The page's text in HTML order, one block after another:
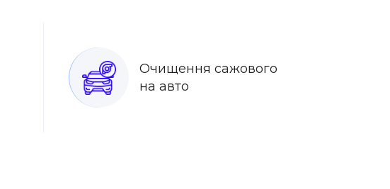
Очищення сажового
на авто